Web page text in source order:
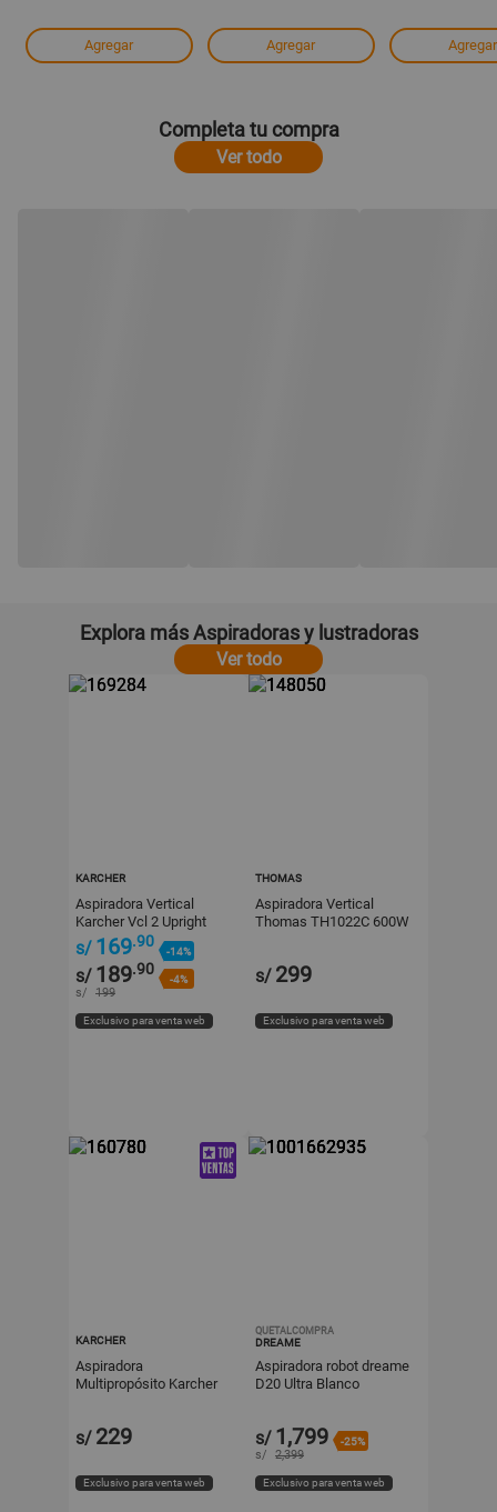
Agregar Agregar Agregar
Completa tu compra
Ver todo
Explora más Aspiradoras y lustradoras
Ver todo
KARCHER
Aspiradora Vertical
Karcher Vcl 2 Upright
s/ 169.90
-14%
s/ 189.90
-4%
s/ 199
Exclusivo para venta web
THOMAS
Aspiradora Vertical
Thomas TH1022C 600W
s/ 299
Exclusivo para venta web
KARCHER
Aspiradora
Multipropósito Karcher
s/ 229
Exclusivo para venta web
QUETALCOMPRA
DREAME
Aspiradora robot dreame
D20 Ultra Blanco
s/ 1,799 -25%
s/ 2,399
Exclusivo para venta web